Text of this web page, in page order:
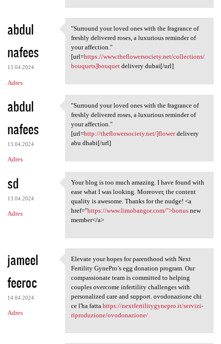
abdul
nafees
13.04.2024
Adres
"Surround your loved ones
"Surround your loved ones with the fragrance of
freshly delivered roses, a luxurious reminder of
your affection."
[url=https://www.theflowersociety.net/collections/
bouquets]bouquetdelivery dubai[/url]
abdul
nafees
13.04.2024
Adres
"Surround your loved ones
"Surround your loved ones with the fragrance of
freshly delivered roses, a luxurious reminder of
your affection."
[url=http://theflowersociety.net/]flowerdelivery
abu dhabi[/url]
sd
13.04.2024
Adres
Your blog is too much amazing
Your blog is too much amazing. I have found with
ease what I was looking. Moreover, the content
quality is awesome. Thanks for the nudge! <a
href="https://www.limobangor.com/">bonusnew
member</a>
jameel
feeroc
14.04.2024
Adres
Elevate your hopes for
Elevate your hopes for parenthood with Next
Fertility GynePro’s egg donation program. Our
compassionate team is committed to helping
couples overcome infertility challenges with
personalized care and support. ovodonazione chi
ce l'ha fatta https://nextfertilitygynepro.it/servizi-
riproduzione/ovodonazione/